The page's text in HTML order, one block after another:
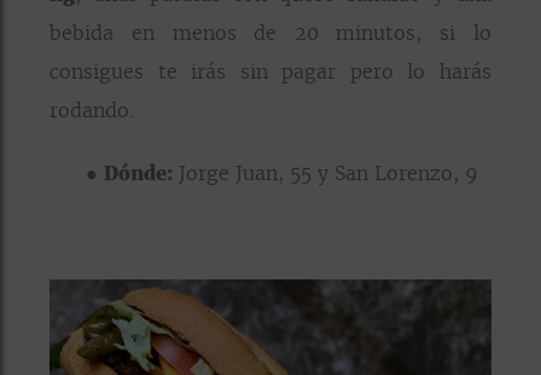
bebida en menos de 20 minutos, si lo
consigues te irás sin pagar pero lo harás
rodando.
● Dónde: Jorge Juan, 55 y San Lorenzo, 9